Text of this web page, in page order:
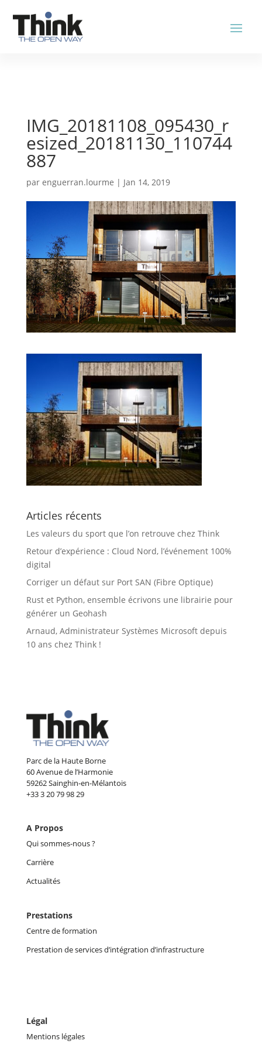
IMG_20181108_095430_r
esized_20181130_110744
887
par enguerran.lourme | Jan 14, 2019
Articles récents
Les valeurs du sport que l’on retrouve chez Think
Retour d’expérience : Cloud Nord, l’événement 100%
digital
Corriger un défaut sur Port SAN (Fibre Optique)
Rust et Python, ensemble écrivons une librairie pour
générer un Geohash
Arnaud, Administrateur Systèmes Microsoft depuis
10 ans chez Think !
Parc de la Haute Borne
60 Avenue de l’Harmonie
59262 Sainghin-en-Mélantois
+33 3 20 79 98 29
A Propos
Qui sommes-nous ?
Carrière
Actualités
Prestations
Centre de formation
Prestation de services d’intégration d’infrastructure
Légal
Mentions légales